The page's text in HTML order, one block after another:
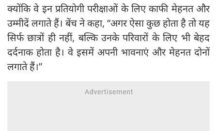
क्योंकि वे इन प्रतियोगी परीक्षाओं के लिए काफी मेहनत और
उम्मीदें लगाते हैं। बेंच ने कहा, “अगर ऐसा कुछ होता है तो यह
सिर्फ छात्रों ही नहीं, बल्कि उनके परिवारों के लिए भी बेहद
दर्दनाक होता है। वे इसमें अपनी भावनाएं और मेहनत दोनों
लगाते हैं।”